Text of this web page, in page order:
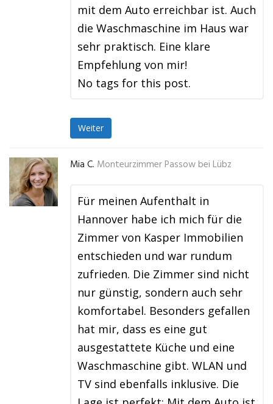
mit dem Auto erreichbar ist. Auch
die Waschmaschine im Haus war
sehr praktisch. Eine klare
Empfehlung von mir!
No tags for this post.
Weiter
Mia C. Monteurzimmer Passow bei Lübz
Für meinen Aufenthalt in
Hannover habe ich mich für die
Zimmer von Kasper Immobilien
entschieden und war rundum
zufrieden. Die Zimmer sind nicht
nur günstig, sondern auch sehr
komfortabel. Besonders gefallen
hat mir, dass es eine gut
ausgestattete Küche und eine
Waschmaschine gibt. WLAN und
TV sind ebenfalls inklusive. Die